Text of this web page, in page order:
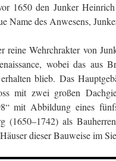
1650 den Junker
Name des Anwesens,
reine Wehrchrakter von
wobei das aus
blieb. Das
mit zwei großen
mit Abbildung eines
(1650–1742) als
dieser Bauweise im